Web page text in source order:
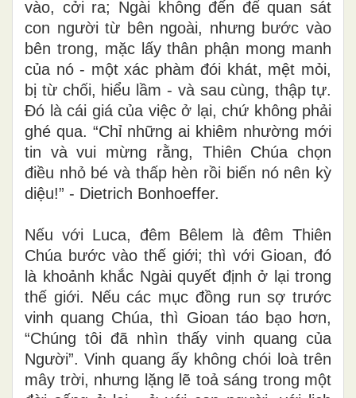
dựng lều, cắm trại, ở cùng. Ngài không
mặc lấy nhân tính như một chiếc áo khoác
vào, cởi ra; Ngài không đến để quan sát
con người từ bên ngoài, nhưng bước vào
bên trong, mặc lấy thân phận mong manh
của nó - một xác phàm đói khát, mệt mỏi,
bị từ chối, hiểu lầm - và sau cùng, thập tự.
Đó là cái giá của việc ở lại, chứ không phải
ghé qua. “Chỉ những ai khiêm nhường mới
tin và vui mừng rằng, Thiên Chúa chọn
diệu!” - Dietrich Bonhoeffer.
Nếu với Luca, đêm Bêlem là đêm Thiên
Chúa bước vào thế giới; thì với Gioan, đó
là khoảnh khắc Ngài quyết định ở lại trong
thế giới. Nếu các mục đồng run sợ trước
vinh quang Chúa, thì Gioan táo bạo hơn,
“Chúng tôi đã nhìn thấy vinh quang của